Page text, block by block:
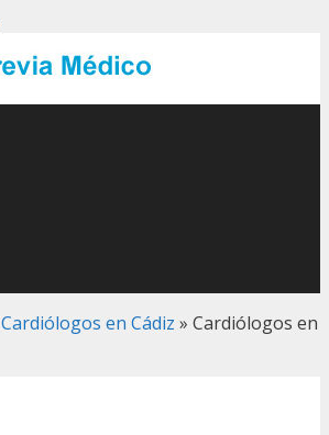
Cardiólogos en Cádiz » Cardiólogos en